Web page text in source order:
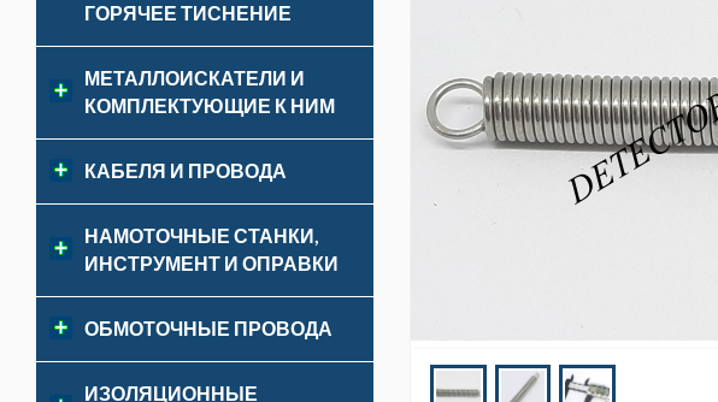
ГОРЯЧЕЕ ТИСНЕНИЕ
МЕТАЛЛОИСКАТЕЛИ И
КОМПЛЕКТУЮЩИЕ К НИМ
КАБЕЛЯ И ПРОВОДА
НАМОТОЧНЫЕ СТАНКИ,
ИНСТРУМЕНТ И ОПРАВКИ
ОБМОТОЧНЫЕ ПРОВОДА
ИЗОЛЯЦИОННЫЕ